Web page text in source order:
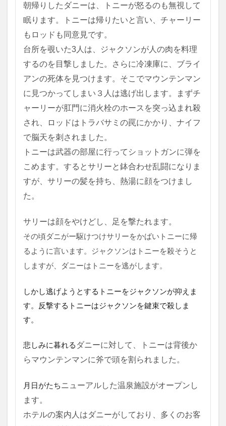
朝帰りしたダニーは、トニーが怒るのも無視して
眠ります。トニーは帰りたいと言い、チャーリー
もロッドも同意見です。
台所を覗いた3人は、ジャクソンが人の肉を料理
するのを目撃しました。さらに冷凍庫に、ブライ
アンの死体を見つけます。そこでマウンテンマン
に見つかってしまい３人は逃げ出します。まずチ
ャーリーが肛門に消火栓のホースを突っ込まれ殺
され、
ロッドはトラバサミの罠にかかり、ナイフ
で脳天を刺されました。
トニーは武器の部屋に行ってショットガンに弾を
こめます。するとサリーと鉢合わせ乱闘になりま
すが、 サリーの髪を持ち、熱湯に顔をつけまし
た。
サリーは顔をやけどし、足を撃たれます。
その頃ダニがー駆けつけサリーをかばいトニーに帰
るように言います。ジャクソンはトニーを殺そうと
しますが、ダニーはトニーを逃がします。
しかし逃げようとするトニーをジャクソンが抑えま
す。反撃するトニーはジャクソンを鍵束で殺しま
す。
悲しみに暮れる ダニーに対して、トニーは背後か
らマウンテンマンに斧で頭を割られました。
月日がたちニューアルした温泉施設がオープンし
ます。
ホテルの案内人はダニーがしており、多くのお客